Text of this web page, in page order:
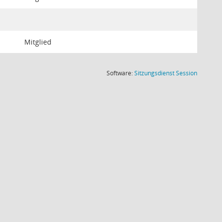
Mitglied
Software:SitzungsdienstSession(Wird in